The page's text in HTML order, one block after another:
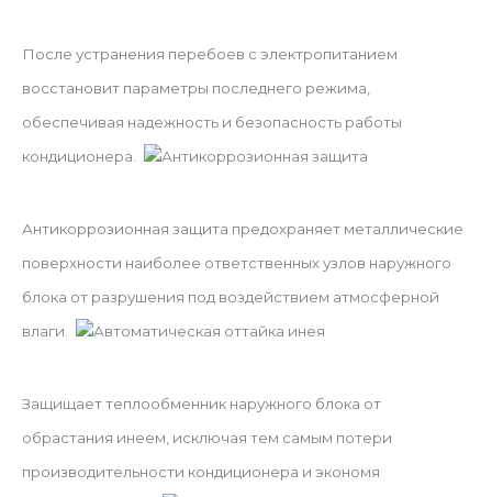
После устранения перебоев с электропитанием
восстановит параметры последнего режима,
обеспечивая надежность и безопасность работы
кондиционера.
Антикоррозионная защита
Антикоррозионная защита предохраняет металлические
поверхности наиболее ответственных узлов наружного
блока от разрушения под воздействием атмосферной
влаги.
Автоматическая оттайка инея
Защищает теплообменник наружного блока от
обрастания инеем, исключая тем самым потери
производительности кондиционера и экономя